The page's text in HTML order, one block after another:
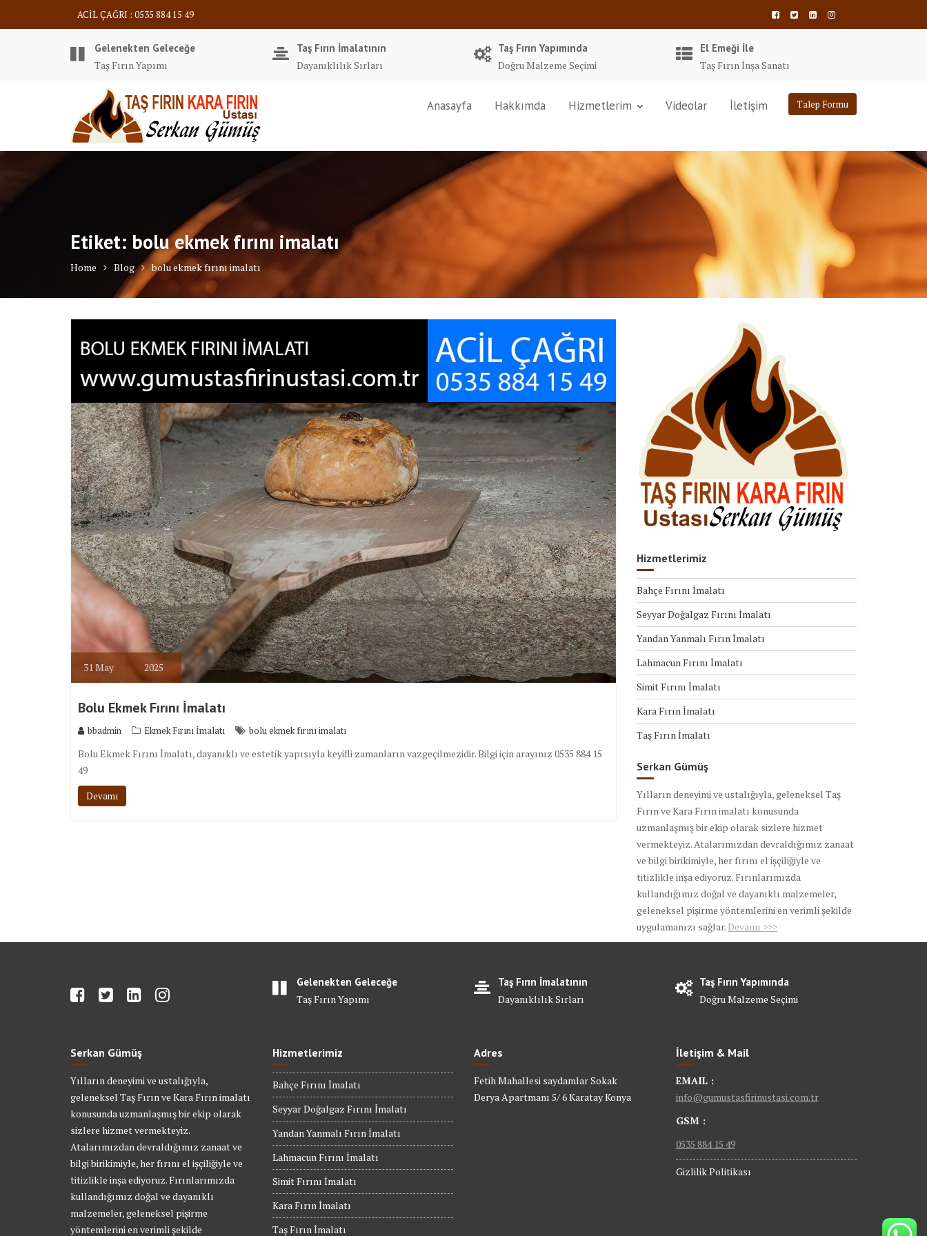
ACİL ÇAĞRI : 0535 884 15 49
Gelenekten Geleceğe
Taş Fırın Yapımı
Taş Fırın İmalatının
Dayanıklılık Sırları
Taş Fırın Yapımında
Doğru Malzeme Seçimi
El Emeği İle
Taş Fırın İnşa Sanatı
Talep Formu
Anasayfa Hakkımda Hizmetlerim Videolar İletişim
Etiket: bolu ekmek fırını imalatı
Home Blog bolu ekmek fırını imalatı
31 May 2025
Bolu Ekmek Fırını İmalatı
bbadmin Ekmek Fırını İmalatı bolu ekmek fırını imalatı
Bolu Ekmek Fırını İmalatı, dayanıklı ve estetik yapısıyla keyifli zamanların vazgeçilmezidir. Bilgi için arayınız 0535 884 15
49
Devamı
Hizmetlerimiz
Bahçe Fırını İmalatı
Seyyar Doğalgaz Fırını İmalatı
Yandan Yanmalı Fırın İmalatı
Lahmacun Fırını İmalatı
Simit Fırını İmalatı
Kara Fırın İmalatı
Taş Fırın İmalatı
Serkan Gümüş
Yılların deneyimi ve ustalığıyla, geleneksel Taş
Fırın ve Kara Fırın imalatı konusunda
uzmanlaşmış bir ekip olarak sizlere hizmet
vermekteyiz. Atalarımızdan devraldığımız zanaat
ve bilgi birikimiyle, her fırını el işçiliğiyle ve
titizlikle inşa ediyoruz. Fırınlarımızda
kullandığımız doğal ve dayanıklı malzemeler,
geleneksel pişirme yöntemlerini en verimli şekilde
uygulamanızı sağlar. Devamı >>>
Gelenekten Geleceğe
Taş Fırın Yapımı
Taş Fırın İmalatının
Dayanıklılık Sırları
Taş Fırın Yapımında
Doğru Malzeme Seçimi
Serkan Gümüş
Yılların deneyimi ve ustalığıyla,
geleneksel Taş Fırın ve Kara Fırın imalatı
konusunda uzmanlaşmış bir ekip olarak
sizlere hizmet vermekteyiz.
Atalarımızdan devraldığımız zanaat ve
bilgi birikimiyle, her fırını el işçiliğiyle ve
titizlikle inşa ediyoruz. Fırınlarımızda
kullandığımız doğal ve dayanıklı
malzemeler, geleneksel pişirme
yöntemlerini en verimli şekilde
Hizmetlerimiz
Bahçe Fırını İmalatı
Seyyar Doğalgaz Fırını İmalatı
Yandan Yanmalı Fırın İmalatı
Lahmacun Fırını İmalatı
Simit Fırını İmalatı
Kara Fırın İmalatı
Taş Fırın İmalatı
Adres
Fetih Mahallesi saydamlar Sokak
Derya Apartmanı 5/ 6 Karatay Konya
İletişim & Mail
EMAIL :
info@gumustasfirinustasi.com.tr
GSM :
0535 884 15 49
Gizlilik Politikası